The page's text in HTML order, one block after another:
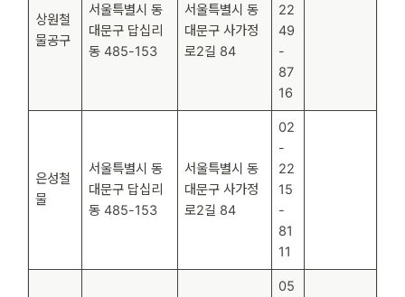
상원철
물공구
서울특별시 동
대문구 답십리
동 485-153
서울특별시 동
대문구 사가정
로2길 84
22
49
-
87
16
은성철
물
서울특별시 동
대문구 답십리
동 485-153
서울특별시 동
대문구 사가정
로2길 84
02
-
22
15
-
81
11
05